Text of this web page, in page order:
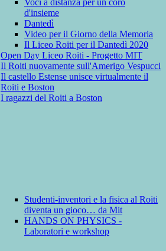
Voci a distanza per un coro
d'insieme
Dantedì
Video per il Giorno della Memoria
Il Liceo Roiti per il Dantedì 2020
Open Day Liceo Roiti - Progetto MIT
Il Roiti nuovamente sull'Amerigo Vespucci
Il castello Estense unisce virtualmente il
Roiti e Boston
I ragazzi del Roiti a Boston
Studenti-inventori e la fisica al Roiti
diventa un gioco… da Mit
HANDS ON PHYSICS -
Laboratori e workshop